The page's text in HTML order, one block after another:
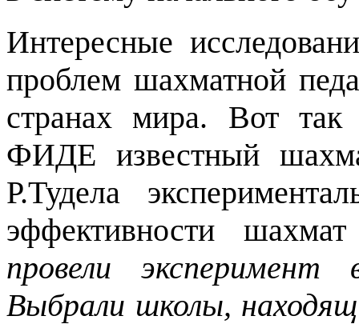
Интересные
проблем шахматной
странах мира. Вот так
ФИДЕ известный
Р.Тудела
эффективности
провели эксперимент
Выбрали школы,